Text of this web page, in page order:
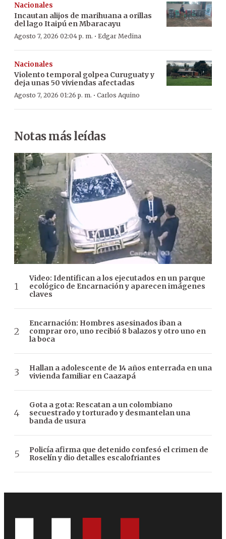
Nacionales
Incautan alijos de marihuana a orillas
del lago Itaipú en Mbaracayu
Agosto 7, 2026 02:04 p. m. · Edgar Medina
Nacionales
Violento temporal golpea Curuguaty y
deja unas 50 viviendas afectadas
Agosto 7, 2026 01:26 p. m. · Carlos Aquino
Notas más leídas
Video: Identifican a los ejecutados en un parque
ecológico de Encarnación y aparecen imágenes
claves
Encarnación: Hombres asesinados iban a
comprar oro, uno recibió 8 balazos y otro uno en
la boca
Hallan a adolescente de 14 años enterrada en una
vivienda familiar en Caazapá
Gota a gota: Rescatan a un colombiano
secuestrado y torturado y desmantelan una
banda de usura
Policía afirma que detenido confesó el crimen de
Roselín y dio detalles escalofriantes